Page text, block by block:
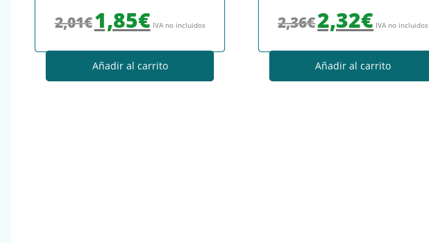
2,01€1,85€ IVA no incluidos
Añadir al carrito
2,36€2,32€ IVA no incluidos
Añadir al carrito